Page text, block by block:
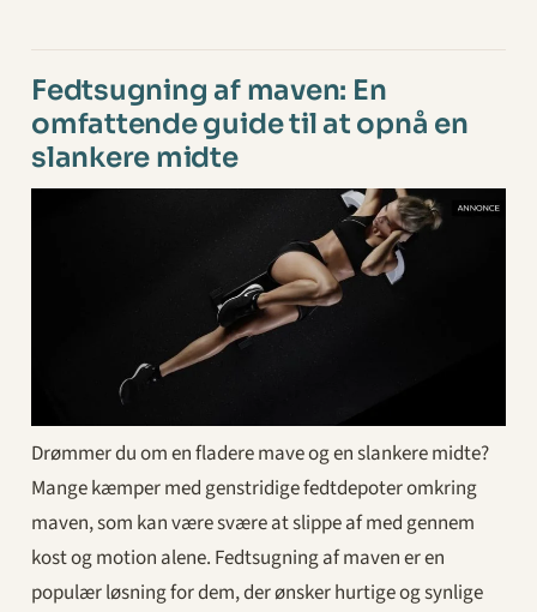
Fedtsugning af maven: En
omfattende guide til at opnå en
slankere midte
Drømmer du om en fladere mave og en slankere midte?
Mange kæmper med genstridige fedtdepoter omkring
maven, som kan være svære at slippe af med gennem
kost og motion alene. Fedtsugning af maven er en
populær løsning for dem, der ønsker hurtige og synlige